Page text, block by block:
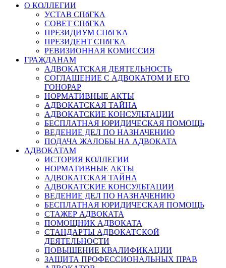
О КОЛЛЕГИИ
УСТАВ СПбГКА
СОВЕТ СПбГКА
ПРЕЗИДИУМ СПбГКА
ПРЕЗИДЕНТ СПбГКА
РЕВИЗИОННАЯ КОМИССИЯ
ГРАЖДАНАМ
АДВОКАТСКАЯ ДЕЯТЕЛЬНОСТЬ
СОГЛАШЕНИЕ С АДВОКАТОМ И ЕГО
ГОНОРАР
НОРМАТИВНЫЕ АКТЫ
АДВОКАТСКАЯ ТАЙНА
АДВОКАТСКИЕ КОНСУЛЬТАЦИИ
БЕСПЛАТНАЯ ЮРИДИЧЕСКАЯ ПОМОЩЬ
ВЕДЕНИЕ ДЕЛ ПО НАЗНАЧЕНИЮ
ПОДАЧА ЖАЛОБЫ НА АДВОКАТА
АДВОКАТАМ
ИСТОРИЯ КОЛЛЕГИИ
НОРМАТИВНЫЕ АКТЫ
АДВОКАТСКАЯ ТАЙНА
АДВОКАТСКИЕ КОНСУЛЬТАЦИИ
ВЕДЕНИЕ ДЕЛ ПО НАЗНАЧЕНИЮ
БЕСПЛАТНАЯ ЮРИДИЧЕСКАЯ ПОМОЩЬ
СТАЖЕР АДВОКАТА
ПОМОЩНИК АДВОКАТА
СТАНДАРТЫ АДВОКАТСКОЙ
ДЕЯТЕЛЬНОСТИ
ПОВЫШЕНИЕ КВАЛИФИКАЦИИ
ЗАЩИТА ПРОФЕССИОНАЛЬНЫХ ПРАВ